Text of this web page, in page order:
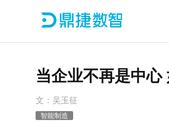
当企业不再是中
文：吴玉征
智能制造